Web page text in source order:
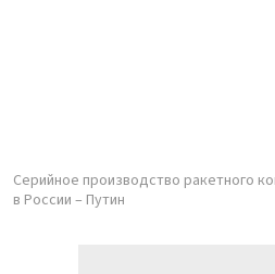
Серийное производство ракетного
в России – Путин